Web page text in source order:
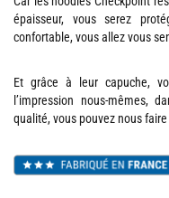
épaisseur, vous serez
confortable, vous allez vous
Et grâce à leur capuche,
l’impression nous-mêmes,
qualité, vous pouvez nous